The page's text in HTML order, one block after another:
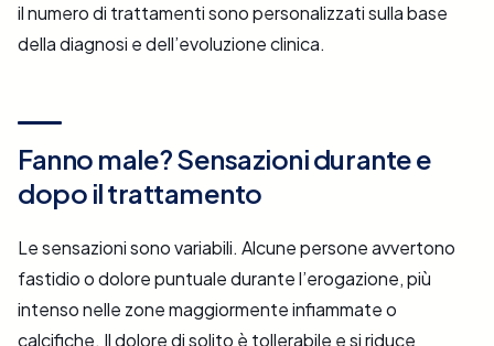
il numero di trattamenti sono personalizzati sulla base
della diagnosi e dell’evoluzione clinica.
Fanno male? Sensazioni durante e
dopo il trattamento
Le sensazioni sono variabili. Alcune persone avvertono
fastidio o dolore puntuale durante l’erogazione, più
intenso nelle zone maggiormente infiammate o
calcifiche. Il dolore di solito è tollerabile e si riduce